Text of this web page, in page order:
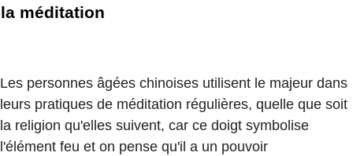
la méditation
Les personnes âgées chinoises utilisent le majeur dans
leurs pratiques de méditation régulières, quelle que soit
la religion qu'elles suivent, car ce doigt symbolise
l'élément feu et on pense qu'il a un pouvoir